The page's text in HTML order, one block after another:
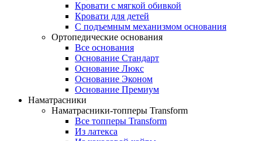
Кровати с мягкой обивкой
Кровати для детей
С подъемным механизмом основания
Ортопедические основания
Все основания
Основание Стандарт
Основание Люкс
Основание Эконом
Основание Премиум
Наматрасники
Наматрасники-топперы Transform
Все топперы Transform
Из латекса